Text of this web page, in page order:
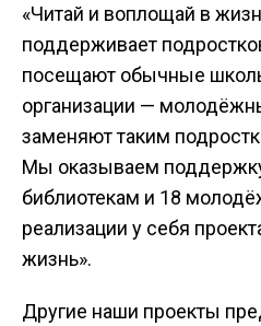
«Читай и воплощай в
поддерживает
посещают обычные
организации —
заменяют таким
Мы оказываем
библиотекам и 18
реализации у себя
жизнь».
Другие наши проекты